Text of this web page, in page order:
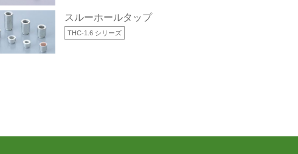
スルーホールタップ
THC-1.6 シリーズ